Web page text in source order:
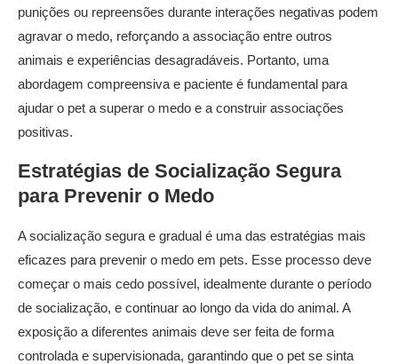
punições ou repreensões durante interações negativas podem
agravar o medo, reforçando a associação entre outros
animais e experiências desagradáveis. Portanto, uma
abordagem compreensiva e paciente é fundamental para
ajudar o pet a superar o medo e a construir associações
positivas.
Estratégias de Socialização Segura
para Prevenir o Medo
A socialização segura e gradual é uma das estratégias mais
eficazes para prevenir o medo em pets. Esse processo deve
começar o mais cedo possível, idealmente durante o período
de socialização, e continuar ao longo da vida do animal. A
exposição a diferentes animais deve ser feita de forma
controlada e supervisionada, garantindo que o pet se sinta